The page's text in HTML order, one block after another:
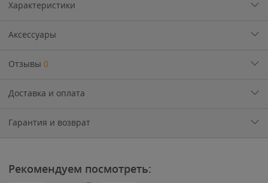
Характеристики
Аксессуары
Отзывы 0
Доставка и оплата
Гарантия и возврат
Рекомендуем посмотреть: